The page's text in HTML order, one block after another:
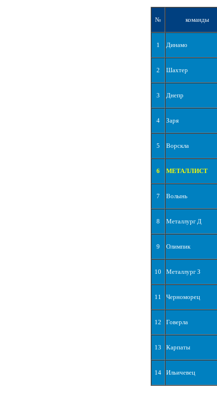
№ команды
1 Динамо
2 Шахтер
3 Днепр
4 Заря
5 Ворскла
6 МЕТАЛЛИСТ
7 Волынь
8 Металлург Д
9 Олимпик
10 Металлург З
11 Черноморец
12 Говерла
13 Карпаты
14 Ильичевец